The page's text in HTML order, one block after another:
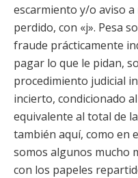
escarmiento y/o aviso
perdido, con «j». Pesa
fraude prácticamente
pagar lo que le pidan,
procedimiento judicial
incierto, condicionado
equivalente al total de
también aquí, como en
somos algunos mucho
con los papeles